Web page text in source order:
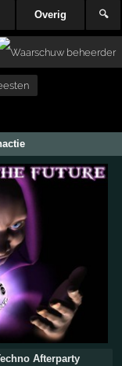
Overig 🔍
Afterparty